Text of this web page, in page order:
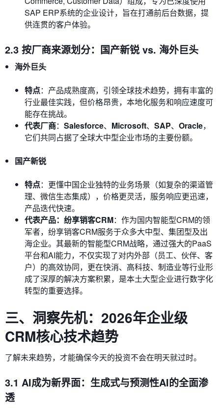
SAP ERP系统的企业设计，旨在打通前后台数据，提
供连贯的客户体验。
2.3 按厂商来源划分：国产新锐 vs. 海外巨头
海外巨头
特点：产品成熟度高，引领全球技术趋势，拥有丰富的
行业最佳实践，但价格昂贵，本地化服务和响应速度可
能存在挑战。
代表厂商： Salesforce、 Microsoft、 SAP、 Oracle，
它们共同占据了全球大中型企业市场的主要份额。
国产新锐
特点：更懂中国企业独特的业务场景（如复杂的渠道管
理、微信生态集成），价格更灵活，服务响应更迅速，
产品迭代快速。
代表产品：纷享销客CRM：作为国内智能型CRM的领
军者，纷享销客CRM服务于众多大中型、集团型及出
海企业。其最新的智能型CRM战略，通过强大的PaaS
平台和AI能力，不仅实现了对内外部（员工、伙伴、客
户）的高效协同，更在快消、高科技、制造业等行业形
成了深厚的解决方案积累，是本土大型企业进行数字化
转型的重要选择。
三、洞察先机：2026年企业级
CRM核心技术趋势
了解未来趋势，才能确保今天的投资不会在明天就过时。
3.1 AI成为新界面：生成式与预测性AI的全面渗
透